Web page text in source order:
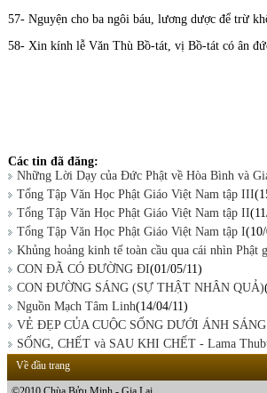
57- Nguyện cho ba ngôi báu, lương dược để trừ
58- Xin kính lễ Văn Thù Bồ-tát, vị Bồ-tát có ân
Các tin đã đăng:
Những Lời Dạy của Ðức Phật về Hòa Bình và
Tổng Tập Văn Học Phật Giáo Việt Nam tập III
Tổng Tập Văn Học Phật Giáo Việt Nam tập II
Tổng Tập Văn Học Phật Giáo Việt Nam tập I
Khủng hoảng kinh tế toàn cầu qua cái nhìn Phật
CON ĐÃ CÓ ĐƯỜNG ĐI(01/05/11)
CON ĐƯỜNG SÁNG (SỰ THẬT NHÂN QUẢ)
Nguồn Mạch Tâm Linh(14/04/11)
VẺ ĐẸP CỦA CUỘC SỐNG DƯỚI ÁNH
SỐNG, CHẾT và SAU KHI CHẾT - Lama
Về đầu trang